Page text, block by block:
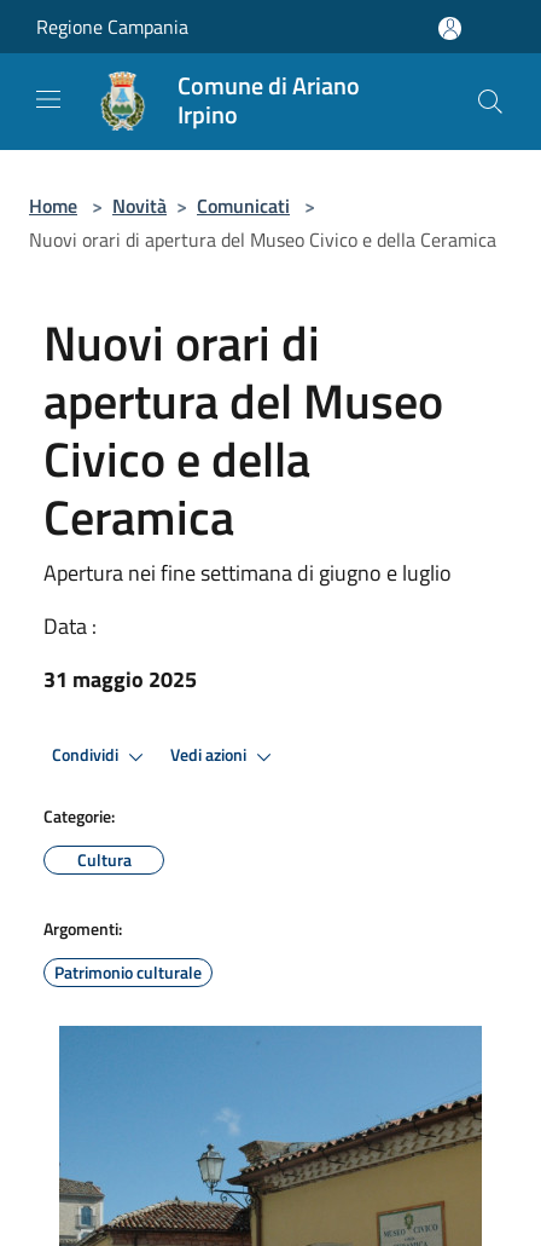
Salta al contenuto principale
Regione Campania
Comune di Ariano
Irpino
Home > Novità > Comunicati >
Nuovi orari di apertura del Museo Civico e della Ceramica
Nuovi orari di
apertura del Museo
Civico e della
Ceramica
Apertura nei fine settimana di giugno e luglio
Data :
31 maggio 2025
Condividi Vedi azioni
Categorie:
Cultura
Argomenti:
Patrimonio culturale